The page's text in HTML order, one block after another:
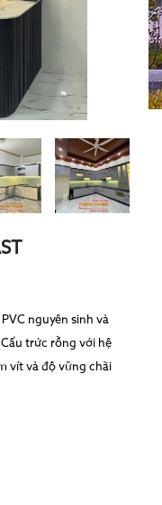
nguyên sinh và
trức rỗng với hệ
vít và độ vững chãi